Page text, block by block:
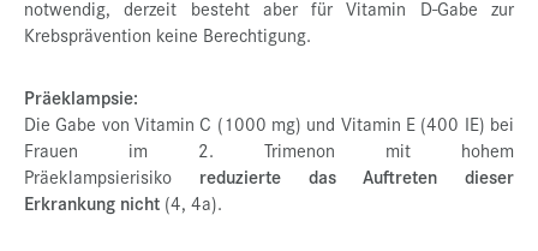
notwendig, derzeit besteht aber für Vitamin D-Gabe zur
Krebsprävention keine Berechtigung.
Präeklampsie:
Die Gabe von Vitamin C (1000 mg) und Vitamin E (400 IE) bei
Frauen im 2. Trimenon mit hohem
Präeklampsierisiko reduzierte das Auftreten dieser
Erkrankung nicht (4, 4a).